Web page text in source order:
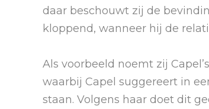
daar beschouwt zij de
kloppend, wanneer hij de
Als voorbeeld noemt zij
waarbij Capel suggereert in
staan. Volgens haar doet dit